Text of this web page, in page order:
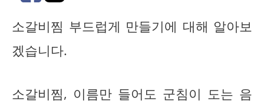
소갈비찜 부드럽게 만들기에 대해 알아보
겠습니다.
소갈비찜, 이름만 들어도 군침이 도는 음